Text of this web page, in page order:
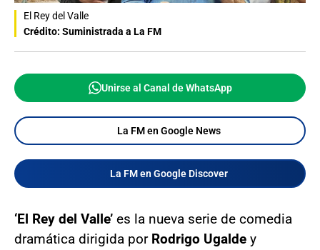
El Rey del Valle
Crédito: Suministrada a La FM
Unirse al Canal de WhatsApp
La FM en Google News
La FM en Google Discover
‘El Rey del Valle’ es la nueva serie de comedia
dramática dirigida por Rodrigo Ugalde y